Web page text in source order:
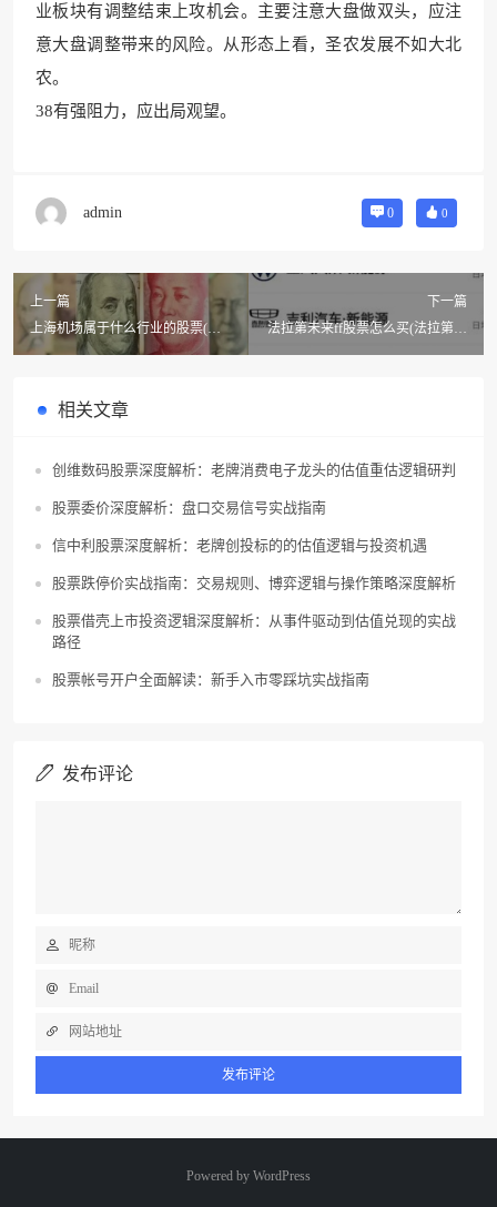
业板块有调整结束上攻机会。主要注意大盘做双头，应注
意大盘调整带来的风险。从形态上看，圣农发展不如大北
农。
38有强阻力，应出局观望。
admin 0 0
上一篇
上海机场属于什么行业的股票(上
海机场股票是什么板块?)
下一篇
法拉第未来ff股票怎么买(法拉第未
相关文章
创维数码股票深度解析：老牌消费电子龙头的估值重估逻辑研判
股票委价深度解析：盘口交易信号实战指南
信中利股票深度解析：老牌创投标的的估值逻辑与投资机遇
股票跌停价实战指南：交易规则、博弈逻辑与操作策略深度解析
股票借壳上市投资逻辑深度解析：从事件驱动到估值兑现的实战
路径
股票帐号开户全面解读：新手入市零踩坑实战指南
发布评论
Powered by WordPress